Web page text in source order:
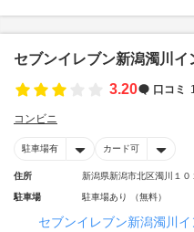
セブンイレブン新潟濁川イ
3.20
口コミ
コンビニ
駐車場有 カード可
住所 新潟県新潟市北区濁川１０
駐車場 駐車場あり （無料）
セブンイレブン新潟濁川